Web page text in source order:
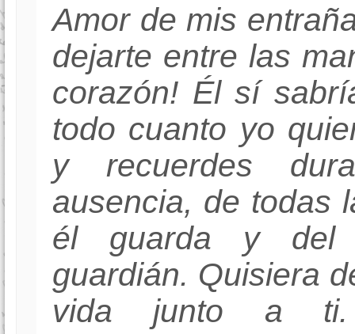
Amor de mis
dejarte entre las
corazón! Él sí
todo cuanto yo
y recuerdes
ausencia, de todas
él guarda y
guardián. Quisiera
vida junto a